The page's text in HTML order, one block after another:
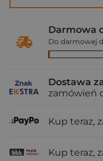
Darmowa
Do darmowej
Dostawa
zamówień
Kup teraz,
Kup teraz,